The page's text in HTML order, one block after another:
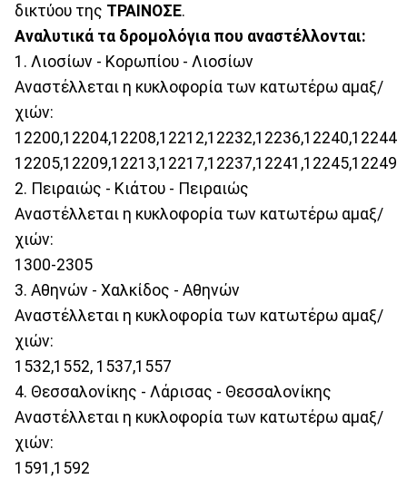
δικτύου της ΤΡΑΙΝΟΣΕ.
Αναλυτικά τα δρομολόγια που αναστέλλονται:
1. Λιοσίων - Κορωπίου - Λιοσίων
Αναστέλλεται η κυκλοφορία των κατωτέρω αμαξ/
χιών:
12200,12204,12208,12212,12232,12236,12240,12244
12205,12209,12213,12217,12237,12241,12245,12249
2. Πειραιώς - Κιάτου - Πειραιώς
Αναστέλλεται η κυκλοφορία των κατωτέρω αμαξ/
χιών:
1300-2305
3. Αθηνών - Χαλκίδος - Αθηνών
Αναστέλλεται η κυκλοφορία των κατωτέρω αμαξ/
χιών:
1532,1552, 1537,1557
4. Θεσσαλονίκης - Λάρισας - Θεσσαλονίκης
Αναστέλλεται η κυκλοφορία των κατωτέρω αμαξ/
χιών:
1591,1592